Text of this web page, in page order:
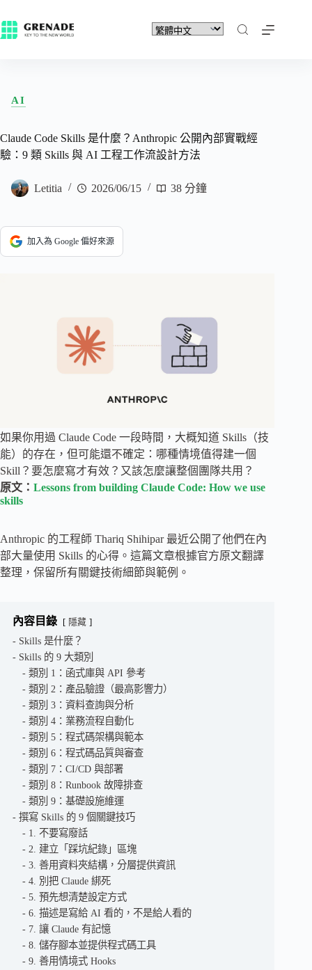
AI
Claude Code Skills 是什麼？Anthropic 公開內部實戰經
驗：9 類 Skills 與 AI 工程工作流設計方法
Letitia 2026/06/15 38 分鐘
加入為 Google 偏好來源
如果你用過 Claude Code 一段時間，大概知道 Skills（技
能）的存在，但可能還不確定：哪種情境值得建一個
Skill？要怎麼寫才有效？又該怎麼讓整個團隊共用？
原文： Lessons from building Claude Code: How we use
skills
Anthropic 的工程師 Thariq Shihipar 最近公開了他們在內
部大量使用 Skills 的心得。這篇文章根據官方原文翻譯
整理，保留所有關鍵技術細節與範例。
內容目錄 隱藏
Skills 是什麼？
Skills 的 9 大類別
類別 1：函式庫與 API 參考
類別 2：產品驗證（最高影響力）
類別 3：資料查詢與分析
類別 4：業務流程自動化
類別 5：程式碼架構與範本
類別 6：程式碼品質與審查
類別 7：CI/CD 與部署
類別 8：Runbook 故障排查
類別 9：基礎設施維運
撰寫 Skills 的 9 個關鍵技巧
1. 不要寫廢話
2. 建立「踩坑紀錄」區塊
3. 善用資料夾結構，分層提供資訊
4. 別把 Claude 綁死
5. 預先想清楚設定方式
6. 描述是寫給 AI 看的，不是給人看的
7. 讓 Claude 有記憶
8. 儲存腳本並提供程式碼工具
9. 善用情境式 Hooks